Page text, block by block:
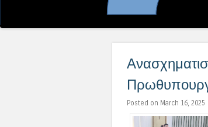
Posted on March 16, 2025